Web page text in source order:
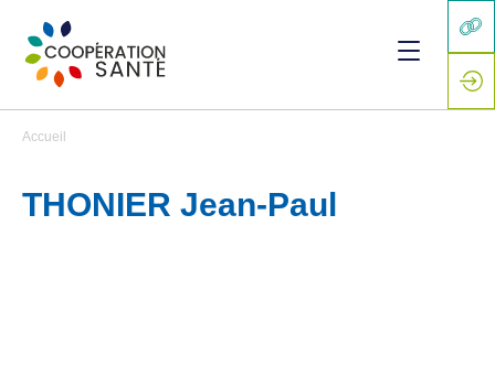
Accueil
THONIER Jean-Paul